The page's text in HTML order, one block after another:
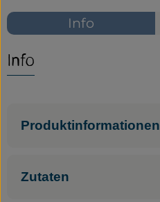
ServiceInfo
Info
Produktinformationen
Zutaten